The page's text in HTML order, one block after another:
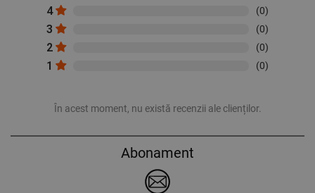
4 (0)
3 (0)
2 (0)
1 (0)
În acest moment, nu există recenzii ale clienților.
Abonament